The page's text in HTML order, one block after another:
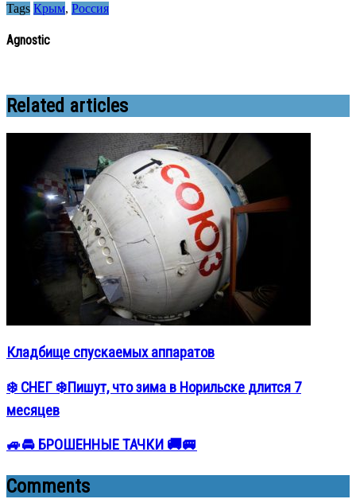
Tags Крым, Россия
Agnostic
Related articles
Кладбище спускаемых аппаратов
❄️ СНЕГ ❄️Пишут, что зима в Норильске длится 7
месяцев
🚙🚘 БРОШЕННЫЕ ТАЧКИ 🚚🚐
Comments